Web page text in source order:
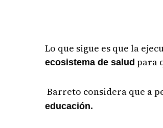
Lo que sigue es que la
ecosistema de salud para
Barreto considera que a
educación.